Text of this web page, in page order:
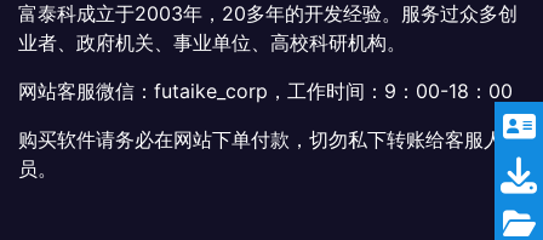
富泰科成立于2003年，20多年的开发经验。服务过众多创
业者、政府机关、事业单位、高校科研机构。
网站客服微信：futaike_corp，工作时间：9：00-18：00
购买软件请务必在网站下单付款，切勿私下转账给客服人
员。